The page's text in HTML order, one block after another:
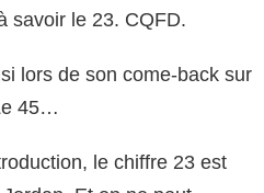
savoir le 23. CQFD.
lors de son come-back sur
45…
le chiffre 23 est